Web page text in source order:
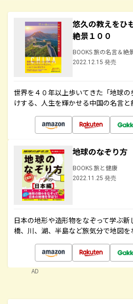
悠久の教えをひ
絶景１００
BOOKS 旅の名言＆絶
2022.12.15 発売
世界を４０年以上歩いてきた「地球
けする、人生を輝かせる中国の名言
地球のなぞり
BOOKS 旅と健康
2022.11.25 発売
日本の地形や造形物をなぞって学ぶ
橋、川、湖、半島など旅気分で地図を
AD